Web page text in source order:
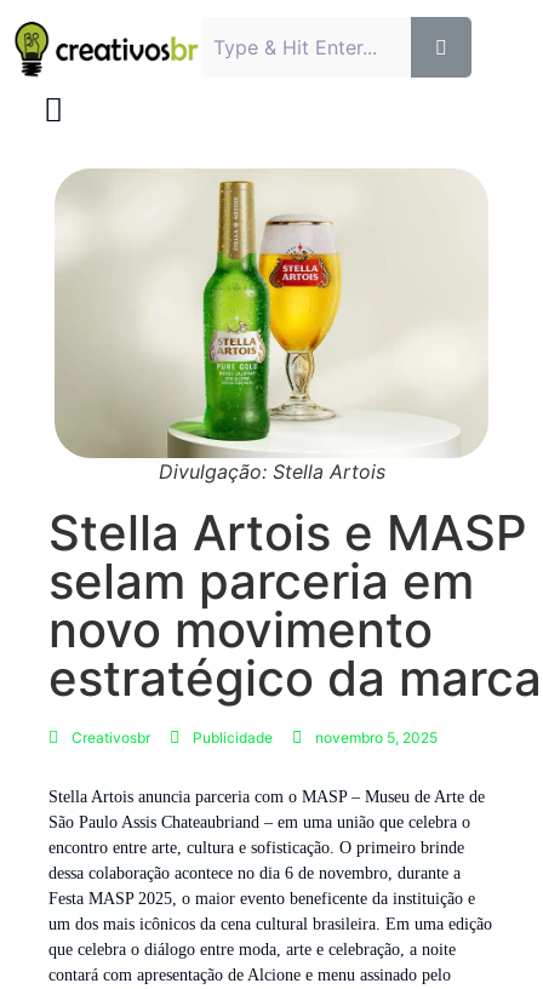
Divulgação: Stella Artois
Stella Artois e MASP
selam parceria em
novo movimento
estratégico da marca
Creativosbr Publicidade novembro 5, 2025
Stella Artois anuncia parceria com o MASP – Museu de Arte de
São Paulo Assis Chateaubriand – em uma união que celebra o
encontro entre arte, cultura e sofisticação. O primeiro brinde
dessa colaboração acontece no dia 6 de novembro, durante a
Festa MASP 2025, o maior evento beneficente da instituição e
um dos mais icônicos da cena cultural brasileira. Em uma edição
que celebra o diálogo entre moda, arte e celebração, a noite
contará com apresentação de Alcione e menu assinado pelo